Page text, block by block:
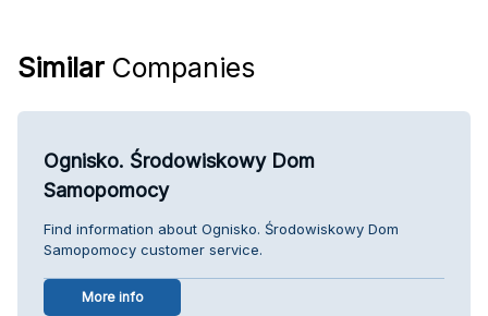
Similar Companies
Ognisko. Środowiskowy Dom
Samopomocy
Find information about Ognisko. Środowiskowy Dom
Samopomocy customer service.
More info